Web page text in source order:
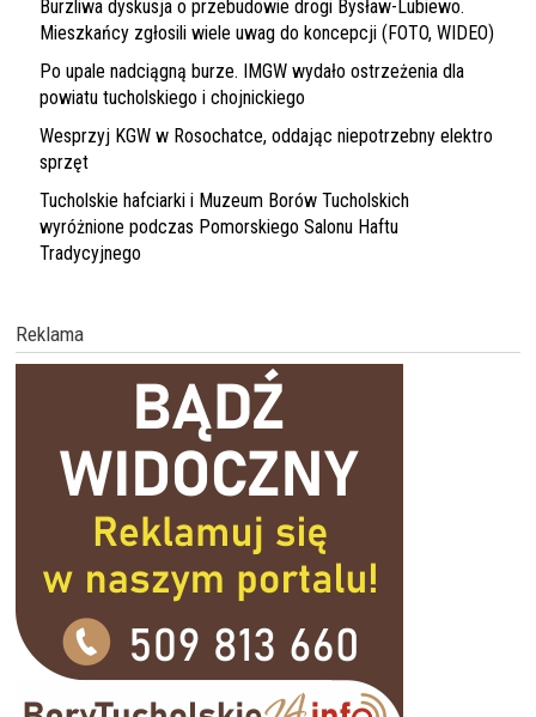
Burzliwa dyskusja o przebudowie drogi Bysław-Lubiewo.
Mieszkańcy zgłosili wiele uwag do koncepcji (FOTO, WIDEO)
Po upale nadciągną burze. IMGW wydało ostrzeżenia dla
powiatu tucholskiego i chojnickiego
Wesprzyj KGW w Rosochatce, oddając niepotrzebny elektro
sprzęt
Tucholskie hafciarki i Muzeum Borów Tucholskich
wyróżnione podczas Pomorskiego Salonu Haftu
Tradycyjnego
Reklama